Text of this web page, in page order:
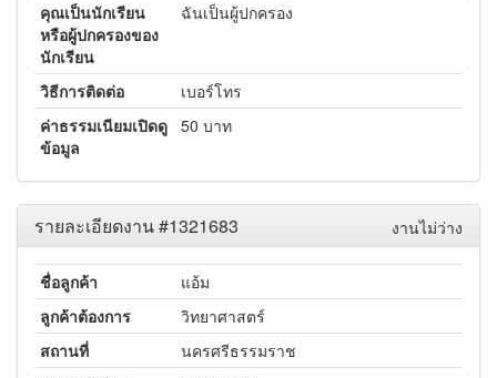
คุณเป็นนักเรียน
หรือผู้ปกครองของ
นักเรียน
ฉันเป็นผู้ปกครอง
วิธีการติดต่อ
เบอร์โทร
ค่าธรรมเนียมเปิดดู
ข้อมูล
50 บาท
งานไม่ว่าง
รายละเอียดงาน #1321683
ชื่อลูกค้า
แอ้ม
ลูกค้าต้องการ
วิทยาศาสตร์
สถานที่
นครศรีธรรมราช